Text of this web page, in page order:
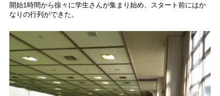
開始1時間から徐々に学生さんが集まり始め、スタート前にはか
なりの行列ができた。